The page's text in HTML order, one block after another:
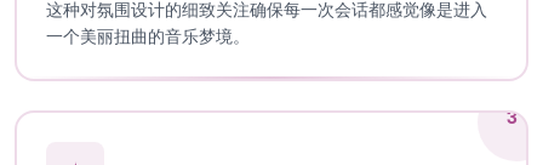
这种对氛围设计的细致关注确保每一次会话都感觉像是进入
一个美丽扭曲的音乐梦境。
3